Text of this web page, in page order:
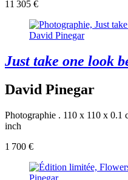
11 305 €
Just take one look
David Pinegar
Photographie . 110 x 110 x 0.1
inch
1 700 €